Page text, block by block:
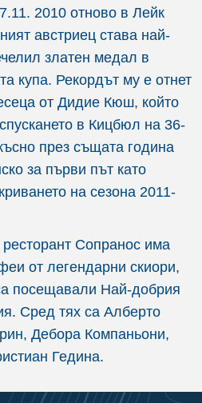
2010 отново в Лейк
австриец става най-
златен медал в
купа. Рекордът му е отнет
от Дидие Кюш, който
в Кицбюл на 36-
през същата година
за първи път като
на сезона 2011-
Сопранос има
от легендарни скиори,
посещавали Най-добрия
Сред тях са Алберто
Дебора Компаньони,
Гедина.